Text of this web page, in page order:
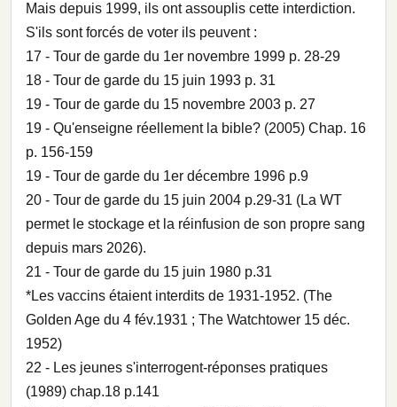
Mais depuis 1999, ils ont assouplis cette interdiction.
S'ils sont forcés de voter ils peuvent :
17 - Tour de garde du 1er novembre 1999 p. 28-29
18 - Tour de garde du 15 juin 1993 p. 31
19 - Tour de garde du 15 novembre 2003 p. 27
19 - Qu'enseigne réellement la bible? (2005) Chap. 16
p. 156-159
19 - Tour de garde du 1er décembre 1996 p.9
20 - Tour de garde du 15 juin 2004 p.29-31 (La WT
permet le stockage et la réinfusion de son propre sang
depuis mars 2026).
21 - Tour de garde du 15 juin 1980 p.31
*Les vaccins étaient interdits de 1931-1952. (The
Golden Age du 4 fév.1931 ; The Watchtower 15 déc.
1952)
22 - Les jeunes s'interrogent-réponses pratiques
(1989) chap.18 p.141